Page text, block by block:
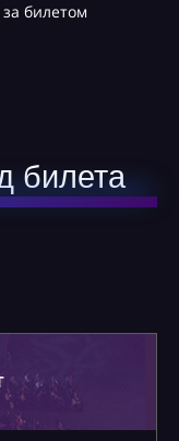
билетом
билета